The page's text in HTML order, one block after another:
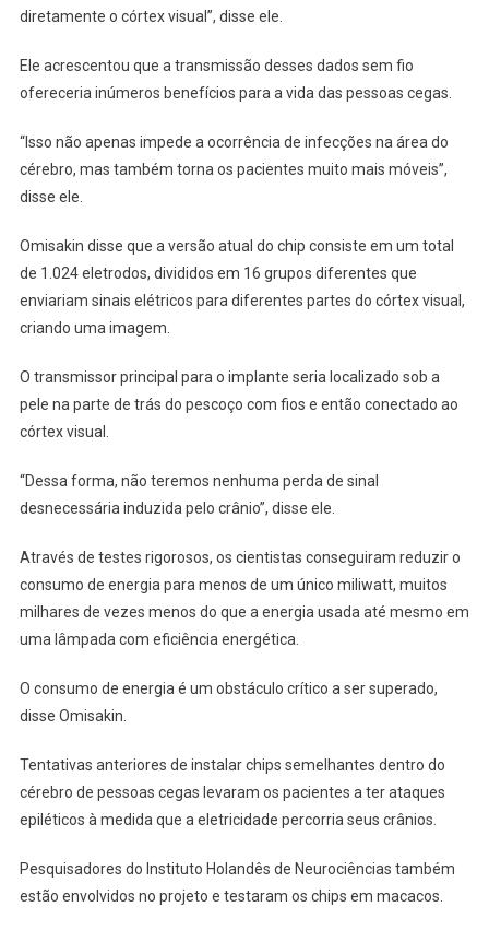
diretamente o córtex visual”, disse ele.
Ele acrescentou que a transmissão desses dados sem fio
ofereceria inúmeros benefícios para a vida das pessoas cegas.
“Isso não apenas impede a ocorrência de infecções na área do
cérebro, mas também torna os pacientes muito mais móveis”,
disse ele.
Omisakin disse que a versão atual do chip consiste em um total
de 1.024 eletrodos, divididos em 16 grupos diferentes que
enviariam sinais elétricos para diferentes partes do córtex visual,
criando uma imagem.
O transmissor principal para o implante seria localizado sob a
pele na parte de trás do pescoço com fios e então conectado ao
córtex visual.
“Dessa forma, não teremos nenhuma perda de sinal
desnecessária induzida pelo crânio”, disse ele.
Através de testes rigorosos, os cientistas conseguiram reduzir o
consumo de energia para menos de um único miliwatt, muitos
milhares de vezes menos do que a energia usada até mesmo em
uma lâmpada com eficiência energética.
O consumo de energia é um obstáculo crítico a ser superado,
disse Omisakin.
Tentativas anteriores de instalar chips semelhantes dentro do
cérebro de pessoas cegas levaram os pacientes a ter ataques
epiléticos à medida que a eletricidade percorria seus crânios.
Pesquisadores do Instituto Holandês de Neurociências também
estão envolvidos no projeto e testaram os chips em macacos.